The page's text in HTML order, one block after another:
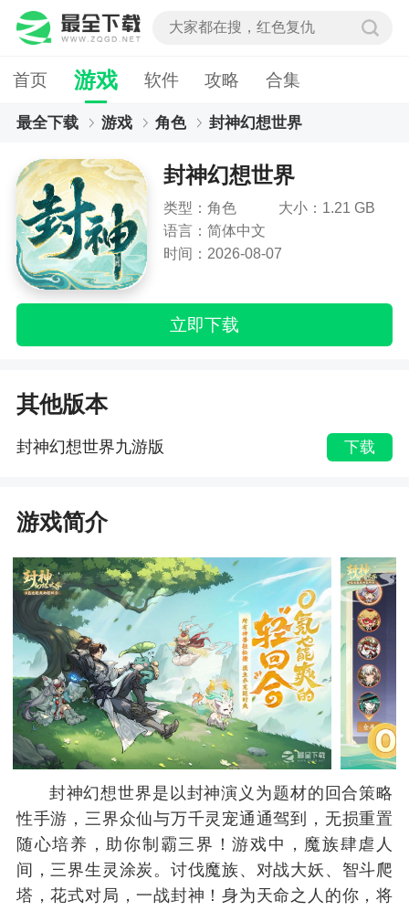
首页 游戏 软件 攻略 合集
最全下载 游戏 角色 封神幻想世界
封神幻想世界
类型：角色
大小：1.21 GB
语言：简体中文
时间：2026-08-07
立即下载
其他版本
封神幻想世界九游版 下载
游戏简介
封神幻想世界是以封神演义为题材的回合策略
性手游，三界众仙与万千灵宠通通驾到，无损重置
随心培养，助你制霸三界！游戏中，魔族肆虐人
间，三界生灵涂炭。讨伐魔族、对战大妖、智斗爬
塔，花式对局，一战封神！身为天命之人的你，将